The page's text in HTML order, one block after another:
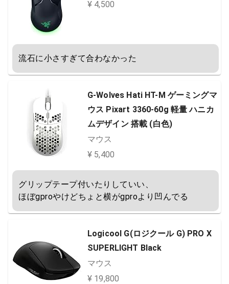
¥ 4,500
流石に小さすぎて合わなかった
G-Wolves Hati HT-M ゲーミングマ
ウス Pixart 3360-60g 軽量 ハニカ
ムデザイン 搭載 (白色)
マウス
¥ 5,400
グリップテープ付いたりしていい、
ほぼgproやけどちょと横がgproより凹んでる
Logicool G(ロジクール G) PRO X
SUPERLIGHT Black
マウス
¥ 19,800